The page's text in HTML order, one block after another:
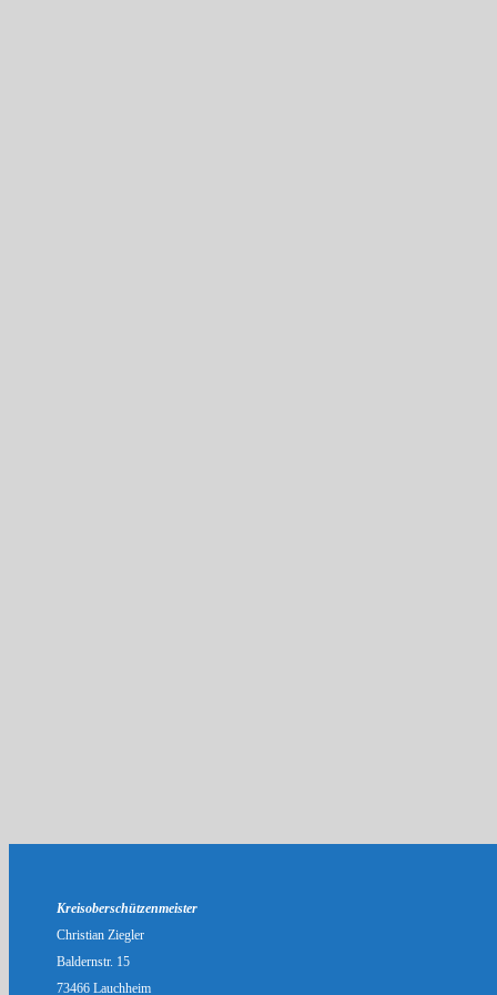
Kreisoberschützenmeister
Christian Ziegler
Baldernstr. 15
73466 Lauchheim